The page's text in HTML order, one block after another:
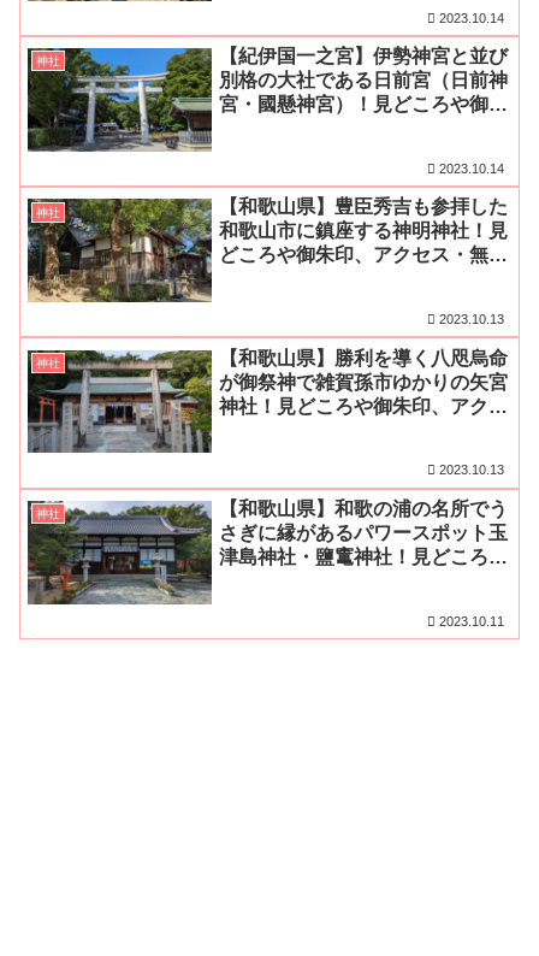
2023.10.14
神社
【紀伊国一之宮】伊勢神宮と並び
別格の大社である日前宮（日前神
宮・國懸神宮）！見どころや御朱
2023.10.14
神社
【和歌山県】豊臣秀吉も参拝した
和歌山市に鎮座する神明神社！見
どころや御朱印、アクセス・無料
2023.10.13
神社
【和歌山県】勝利を導く八咫烏命
が御祭神で雑賀孫市ゆかりの矢宮
神社！見どころや御朱印、アクセ
2023.10.13
神社
【和歌山県】和歌の浦の名所でう
さぎに縁があるパワースポット玉
津島神社・鹽竃神社！見どころや
2023.10.11